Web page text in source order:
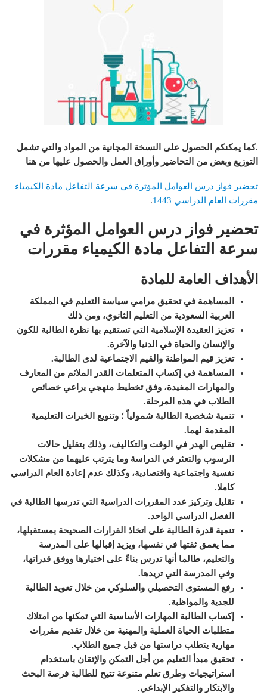
.كما يمكنكم الحصول على النسخة المجانية من المواد والتي تشمل
التوزيع وبعض من التحاضير وأوراق العمل والحصول عليها من هنا
تحضير فواز درس العوامل المؤثرة في سرعة التفاعل مادة الكيمياء
مقررات العام الدراسي 1443
.
تحضير فواز درس العوامل المؤثرة في
سرعة التفاعل مادة الكيمياء مقررات
الأهداف العامة للمادة
المساهمة في تحقيق مرامي سياسة التعليم في المملكة
العربية السعودية من التعليم الثانوي، ومن ذلك
تعزيز العقيدة الإسلامية التي تستقيم بها نظرة الطالبة للكون
والإنسان والحياة في الدنيا والآخرة.
تعزيز قيم المواطنة والقيم الاجتماعية لدى الطالبة.
المساهمة في إكساب المتعلمات القدر الملائم من المعارف
والمهارات المفيدة، وفق تخطيط منهجي يراعي خصائص
الطلاب في هذه المرحلة.
تنمية شخصية الطالبة شمولياً ؛ وتنويع الخبرات التعليمية
المقدمة لهما.
تقليص الهدر في الوقت والتكاليف، وذلك بتقليل حالات
الرسوب والتعثر في الدراسة وما يترتب عليهما من مشكلات
نفسية واجتماعية واقتصادية، وكذلك عدم إعادة العام الدراسي
كاملا.
تقليل وتركيز عدد المقررات الدراسية التي تدرسها الطالبة في
الفصل الدراسي الواحد.
تنمية قدرة الطالبة على اتخاذ القرارات الصحيحة بمستقبلها،
مما يعمق ثقتها في نفسها، ويزيد إقبالها على المدرسة
والتعليم، طالما أنها تدرس بناءً على اختيارها ووفق قدراتها،
وفي المدرسة التي تريدها.
رفع المستوى التحصيلي والسلوكي من خلال تعويد الطالبة
للجدية والمواظبة.
إكساب الطالبة المهارات الأساسية التي تمكنها من امتلاك
متطلبات الحياة العملية والمهنية من خلال تقديم مقررات
مهارية يتطلب دراستها من قبل جميع الطلاب.
تحقيق مبدأ التعليم من أجل التمكن والإتقان باستخدام
استراتيجيات وطرق تعلم متنوعة تتيح للطالبة فرصة البحث
والابتكار والتفكير الإبداعي.